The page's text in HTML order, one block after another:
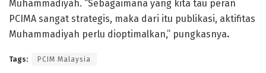
Muhammadiyah. “Sebagaimana yang kita tau peran
PCIMA sangat strategis, maka dari itu publikasi, aktifitas
Muhammadiyah perlu dioptimalkan,” pungkasnya.
Tags: PCIM Malaysia